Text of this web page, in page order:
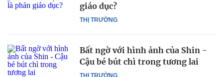
THỊ TRƯỜNG
giáo dục?
THỊ TRƯỜNG
Bất ngờ với hình ảnh của Shin -
Cậu bé bút chì trong tương lai